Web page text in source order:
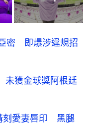
密 即爆涉違規招
未獲金球獎阿根廷
刻愛妻唇印 黑腿